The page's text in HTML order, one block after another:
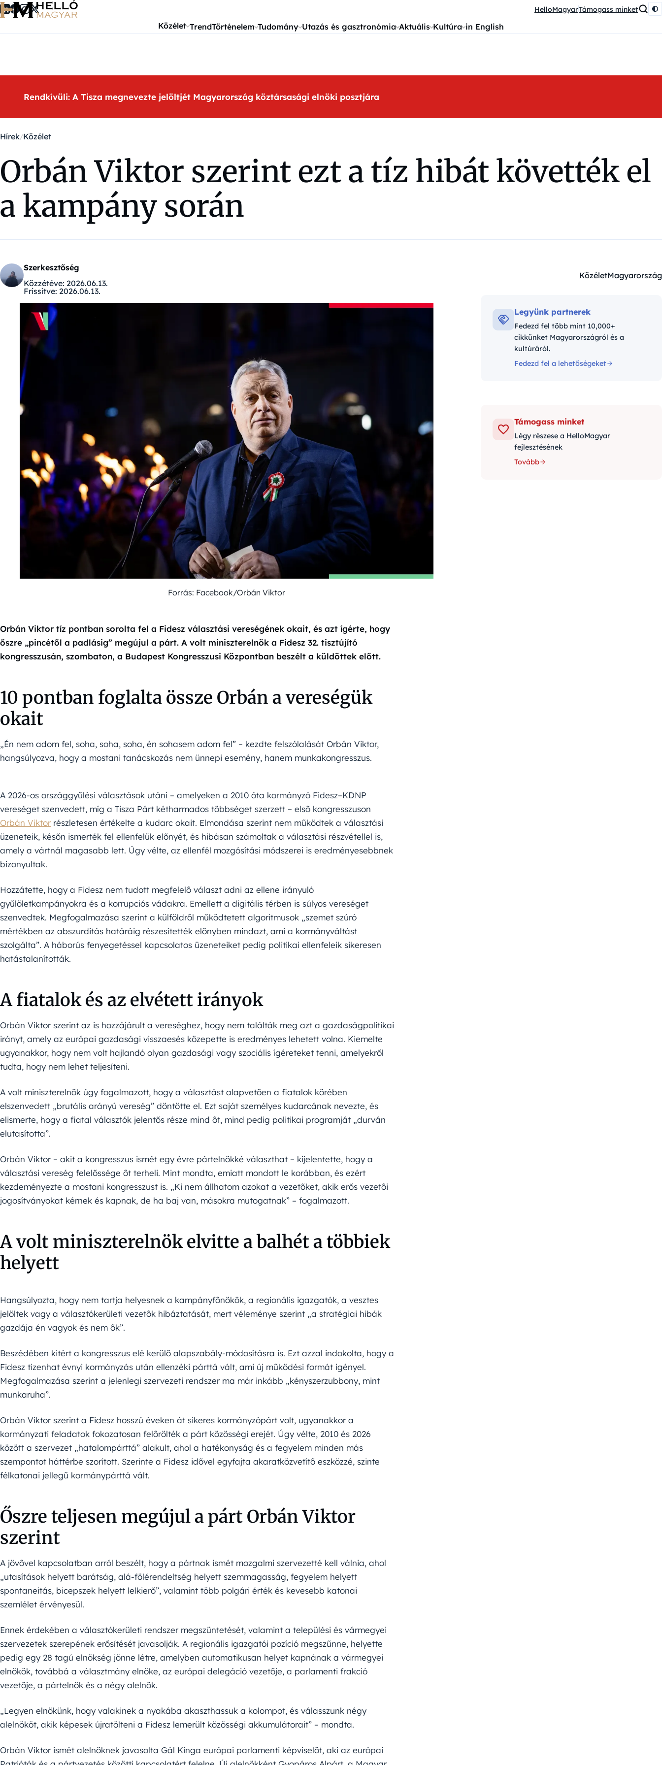
Ugrás a tartalomra HelloMagyarTámogass minket
Közélet TrendTörténelem Tudomány Utazás és gasztronómia Aktuális Kultúra in English
Rendkívüli: A Tisza megnevezte jelöltjét Magyarország köztársasági elnöki posztjára
Hírek Közélet
Orbán Viktor szerint ezt a tíz hibát követték el
a kampány során
Szerkesztőség
Közzétéve: 2026.06.13.
Frissítve: 2026.06.13.
Kategóriák:
KözéletMagyarország
Forrás: Facebook/Orbán Viktor
Orbán Viktor tíz pontban sorolta fel a Fidesz választási vereségének okait, és azt ígérte, hogy
őszre „pincétől a padlásig” megújul a párt. A volt miniszterelnök a Fidesz 32. tisztújító
kongresszusán, szombaton, a Budapest Kongresszusi Központban beszélt a küldöttek előtt.
10 pontban foglalta össze Orbán a vereségük
okait
„Én nem adom fel, soha, soha, soha, én sohasem adom fel” – kezdte felszólalását Orbán Viktor,
hangsúlyozva, hogy a mostani tanácskozás nem ünnepi esemény, hanem munkakongresszus.
A 2026-os országgyűlési választások utáni – amelyeken a 2010 óta kormányzó Fidesz–KDNP
vereséget szenvedett, míg a Tisza Párt kétharmados többséget szerzett – első kongresszuson
Orbán Viktor részletesen értékelte a kudarc okait. Elmondása szerint nem működtek a választási
üzeneteik, későn ismerték fel ellenfelük előnyét, és hibásan számoltak a választási részvétellel is,
amely a vártnál magasabb lett. Úgy vélte, az ellenfél mozgósítási módszerei is eredményesebbnek
bizonyultak.
Hozzátette, hogy a Fidesz nem tudott megfelelő választ adni az ellene irányuló
gyűlöletkampányokra és a korrupciós vádakra. Emellett a digitális térben is súlyos vereséget
szenvedtek. Megfogalmazása szerint a külföldről működtetett algoritmusok „szemet szúró
mértékben az abszurditás határáig részesítették előnyben mindazt, ami a kormányváltást
szolgálta”. A háborús fenyegetéssel kapcsolatos üzeneteiket pedig politikai ellenfeleik sikeresen
hatástalanították.
A fiatalok és az elvétett irányok
Orbán Viktor szerint az is hozzájárult a vereséghez, hogy nem találták meg azt a gazdaságpolitikai
irányt, amely az európai gazdasági visszaesés közepette is eredményes lehetett volna. Kiemelte
ugyanakkor, hogy nem volt hajlandó olyan gazdasági vagy szociális ígéreteket tenni, amelyekről
tudta, hogy nem lehet teljesíteni.
A volt miniszterelnök úgy fogalmazott, hogy a választást alapvetően a fiatalok körében
elszenvedett „brutális arányú vereség” döntötte el. Ezt saját személyes kudarcának nevezte, és
elismerte, hogy a fiatal választók jelentős része mind őt, mind pedig politikai programját „durván
elutasította”.
Orbán Viktor – akit a kongresszus ismét egy évre pártelnökké választhat – kijelentette, hogy a
választási vereség felelőssége őt terheli. Mint mondta, emiatt mondott le korábban, és ezért
kezdeményezte a mostani kongresszust is. „Ki nem állhatom azokat a vezetőket, akik erős vezetői
jogosítványokat kérnek és kapnak, de ha baj van, másokra mutogatnak” – fogalmazott.
A volt miniszterelnök elvitte a balhét a többiek
helyett
Hangsúlyozta, hogy nem tartja helyesnek a kampányfőnökök, a regionális igazgatók, a vesztes
jelöltek vagy a választókerületi vezetők hibáztatását, mert véleménye szerint „a stratégiai hibák
gazdája én vagyok és nem ők”.
Beszédében kitért a kongresszus elé kerülő alapszabály-módosításra is. Ezt azzal indokolta, hogy a
Fidesz tizenhat évnyi kormányzás után ellenzéki párttá vált, ami új működési formát igényel.
Megfogalmazása szerint a jelenlegi szervezeti rendszer ma már inkább „kényszerzubbony, mint
munkaruha”.
Orbán Viktor szerint a Fidesz hosszú éveken át sikeres kormányzópárt volt, ugyanakkor a
kormányzati feladatok fokozatosan felőrölték a párt közösségi erejét. Úgy vélte, 2010 és 2026
között a szervezet „hatalompárttá” alakult, ahol a hatékonyság és a fegyelem minden más
szempontot háttérbe szorított. Szerinte a Fidesz idővel egyfajta akaratközvetítő eszközzé, szinte
félkatonai jellegű kormánypárttá vált.
Őszre teljesen megújul a párt Orbán Viktor
szerint
A jövővel kapcsolatban arról beszélt, hogy a pártnak ismét mozgalmi szervezetté kell válnia, ahol
„utasítások helyett barátság, alá-fölérendeltség helyett szemmagasság, fegyelem helyett
spontaneitás, bicepszek helyett lelkierő”, valamint több polgári érték és kevesebb katonai
szemlélet érvényesül.
Ennek érdekében a választókerületi rendszer megszüntetését, valamint a települési és vármegyei
szervezetek szerepének erősítését javasolják. A regionális igazgatói pozíció megszűnne, helyette
pedig egy 28 tagú elnökség jönne létre, amelyben automatikusan helyet kapnának a vármegyei
elnökök, továbbá a választmány elnöke, az európai delegáció vezetője, a parlamenti frakció
vezetője, a pártelnök és a négy alelnök.
„Legyen elnökünk, hogy valakinek a nyakába akaszthassuk a kolompot, és válasszunk négy
alelnököt, akik képesek újratölteni a Fidesz lemerült közösségi akkumulátorait” – mondta.
Orbán Viktor ismét alelnöknek javasolta Gál Kinga európai parlamenti képviselőt, aki az európai
Legyünk partnerek
Fedezd fel több mint 10,000+
cikkünket Magyarországról és a
kultúráról.
Fedezd fel a lehetőségeket
Támogass minket
Légy részese a HelloMagyar
fejlesztésének
Tovább